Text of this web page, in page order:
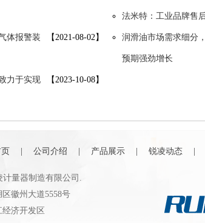
法米特：工业品牌售
【2021-08-02】
体报警装 润滑油市场需求细分
预期强劲增长
【2023-10-08】
力于实现
公司介绍 产品展示 锐凌动态
计量器制造有限公司.
徽州大道5558号
济开发区